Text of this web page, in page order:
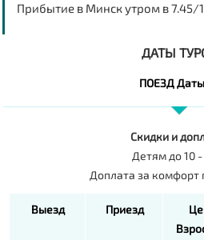
Прибытие в Минск утром в 7.45/
ДАТЫ
ПОЕЗД
Скидки и
Детям до 10
Доплата за комфорт
Выезд Приезд